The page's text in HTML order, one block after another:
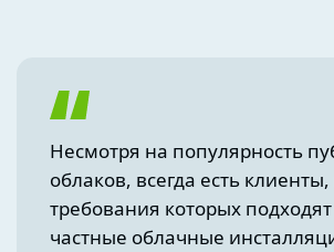
Несмотря на популярность
облаков, всегда есть
требования которых
частные облачные